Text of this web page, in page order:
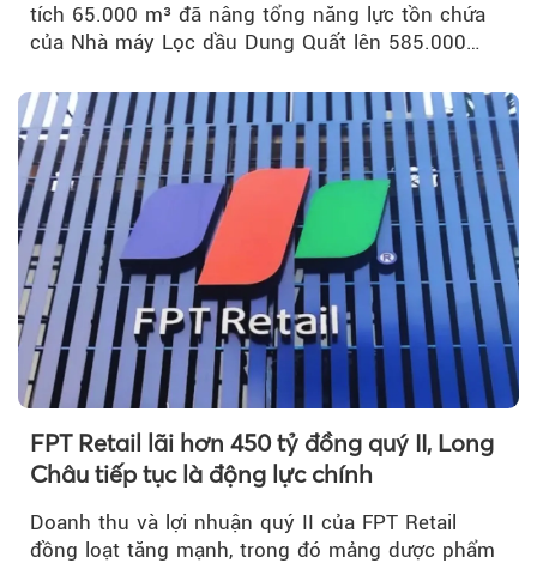
tích 65.000 m³ đã nâng tổng năng lực tồn chứa
của Nhà máy Lọc dầu Dung Quất lên 585.000
FPT Retail lãi hơn 450 tỷ đồng quý II, Long
Châu tiếp tục là động lực chính
Doanh thu và lợi nhuận quý II của FPT Retail
đồng loạt tăng mạnh, trong đó mảng dược phẩm